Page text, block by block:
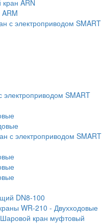
ARN
с электроприводом SMART
SMART
с электроприводом SMART
DN8-100
WR-210 - Двухходовые
кран муфтовый